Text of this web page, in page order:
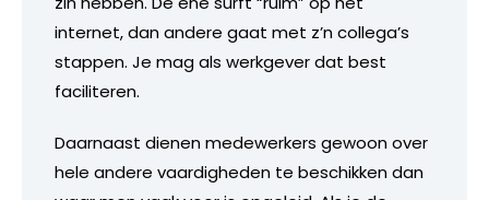
internet, dan andere gaat met z’n collega’s
stappen. Je mag als werkgever dat best
faciliteren.
Daarnaast dienen medewerkers gewoon over
hele andere vaardigheden te beschikken dan